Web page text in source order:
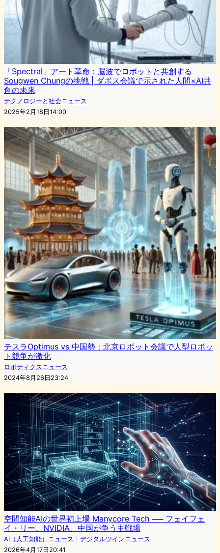
「Spectral」アート革命：脳波でロボットと共創する
Sougwen Chungの挑戦 | ダボス会議で示された人間×AI共
創の未来
テクノロジーと社会ニュース
2025年2月18日14:00
テスラOptimus vs 中国勢：北京ロボット会議で人型ロボッ
ト競争が激化
ロボティクスニュース
2024年8月26日23:24
空間知能AIの世界初上場 Manycore Tech ── フェイフェ
イ・リー、NVIDIA、中国が争う主戦場
AI（人工知能）ニュース ｜ デジタルツインニュース
2026年4月17日20:41